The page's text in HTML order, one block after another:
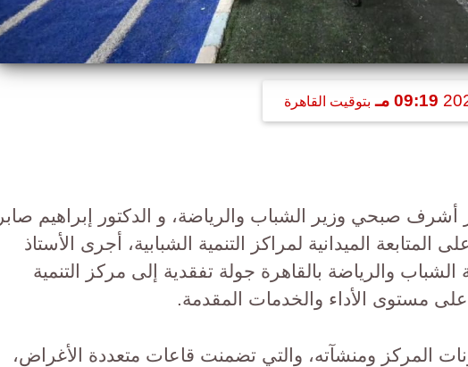
09:19 مـ بتوقيت القاهرة
أشرف صبحي وزير الشباب والرياضة، و الدكتور إبراهيم صابر
الميدانية لمراكز التنمية الشبابية، أجرى الأستاذ
والرياضة بالقاهرة جولة تفقدية إلى مركز التنمية
على مستوى الأداء والخدمات المقدمة.
المركز ومنشآته، والتي تضمنت قاعات متعددة الأغراض،